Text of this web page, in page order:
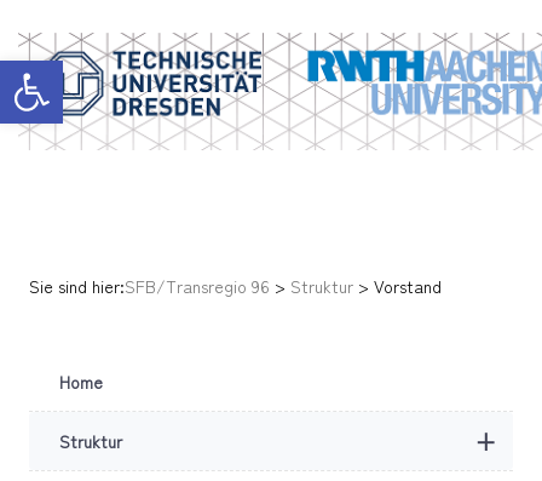
Werkzeugleiste öffnen
Sie sind hier:SFB/Transregio 96 > Struktur > Vorstand
Home
+
Struktur